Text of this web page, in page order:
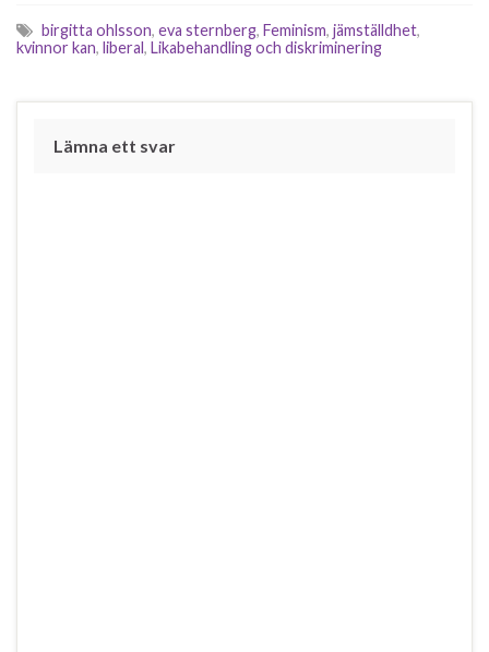
grundläggande problemet.
Deras förslag handlar bara
birgitta ohlsson, eva sternberg, Feminism, jämställdhet,
kvinnor kan, liberal, Likabehandling och diskriminering
Lämna ett svar